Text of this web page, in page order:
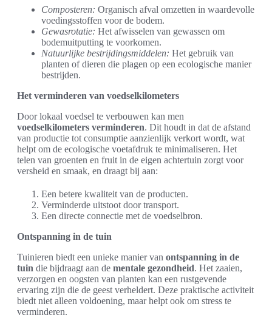
Composteren: Organisch afval omzetten in waardevolle
voedingsstoffen voor de bodem.
Gewasrotatie: Het afwisselen van gewassen om
bodemuitputting te voorkomen.
Natuurlijke bestrijdingsmiddelen: Het gebruik van
planten of dieren die plagen op een ecologische manier
bestrijden.
Het verminderen van voedselkilometers
Door lokaal voedsel te verbouwen kan men
voedselkilometers verminderen. Dit houdt in dat de afstand
van productie tot consumptie aanzienlijk verkort wordt, wat
helpt om de ecologische voetafdruk te minimaliseren. Het
telen van groenten en fruit in de eigen achtertuin zorgt voor
versheid en smaak, en draagt bij aan:
Een betere kwaliteit van de producten.
Verminderde uitstoot door transport.
Een directe connectie met de voedselbron.
Ontspanning in de tuin
Tuinieren biedt een unieke manier van ontspanning in de
tuin die bijdraagt aan de mentale gezondheid. Het zaaien,
verzorgen en oogsten van planten kan een rustgevende
ervaring zijn die de geest verheldert. Deze praktische activiteit
biedt niet alleen voldoening, maar helpt ook om stress te
verminderen.